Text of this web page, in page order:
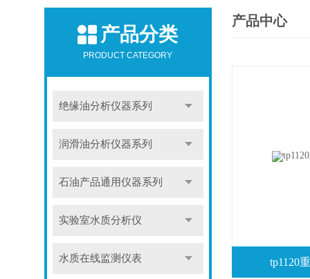
产品分类
PRODUCT CATEGORY
绝缘油分析仪器系列
润滑油分析仪器系列
石油产品通用仪器系列
实验室水质分析仪
水质在线监测仪表
产品中心
tp1120